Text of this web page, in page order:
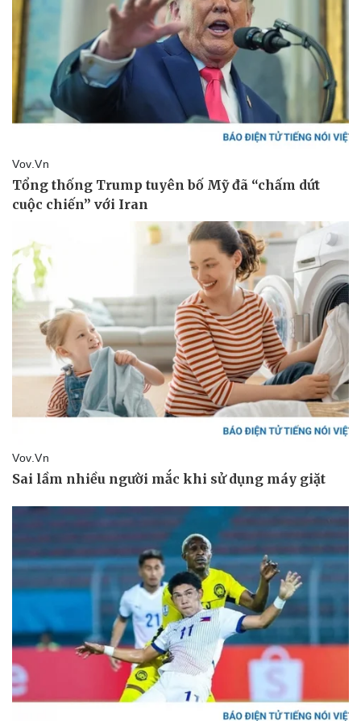
Kinh tế
Bất động sản
Khởi nghiệp
Thị trường
Giá vàng
Tiêu dùng
Tỷ giá